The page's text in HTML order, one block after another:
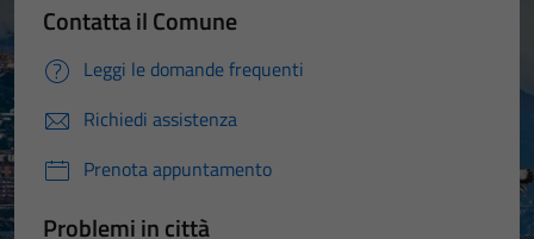
Contatta il Comune
Leggi le domande frequenti
Richiedi assistenza
Prenota appuntamento
Problemi in città